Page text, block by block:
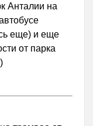
Анталии на
еще) и еще
от парка